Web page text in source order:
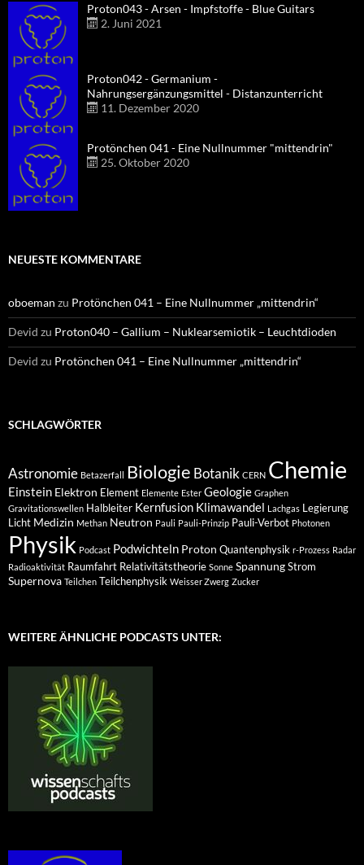
Proton043 - Arsen - Impfstoffe - Blue Guitars
2. Juni 2021
Proton042 - Germanium -
Nahrungsergänzungsmittel - Distanzunterricht
11. Dezember 2020
Protönchen 041 - Eine Nullnummer "mittendrin"
25. Oktober 2020
NEUESTE KOMMENTARE
oboeman zu Protönchen 041 – Eine Nullnummer „mittendrin“
Devid zu Proton040 – Gallium – Nuklearsemiotik – Leuchtdioden
Devid zu Protönchen 041 – Eine Nullnummer „mittendrin“
SCHLAGWÖRTER
Astronomie Betazerfall Biologie Botanik CERN Chemie
Einstein Elektron Element Elemente Ester Geologie Graphen
Gravitationswellen Halbleiter Kernfusion Klimawandel Lachgas Legierung
Licht Medizin Methan Neutron Pauli Pauli-Prinzip Pauli-Verbot Photonen
Physik Podcast Podwichteln Proton Quantenphysik r-Prozess Radar
Radioaktivität Raumfahrt Relativitätstheorie Sonne Spannung Strom
Supernova Teilchen Teilchenphysik Weisser Zwerg Zucker
WEITERE ÄHNLICHE PODCASTS UNTER: